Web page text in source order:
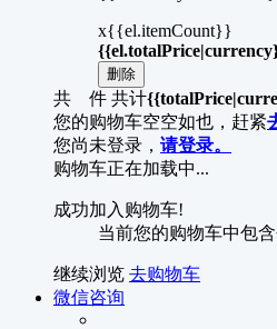
x{{el.itemCount}}
删除
共 件 共计
您的购物车空空如也，赶紧
您尚未登录， 请登录。
购物车正在加载中...
成功加入购物车!
当前您的购物车中包含
继续浏览 去购物车
微信咨询